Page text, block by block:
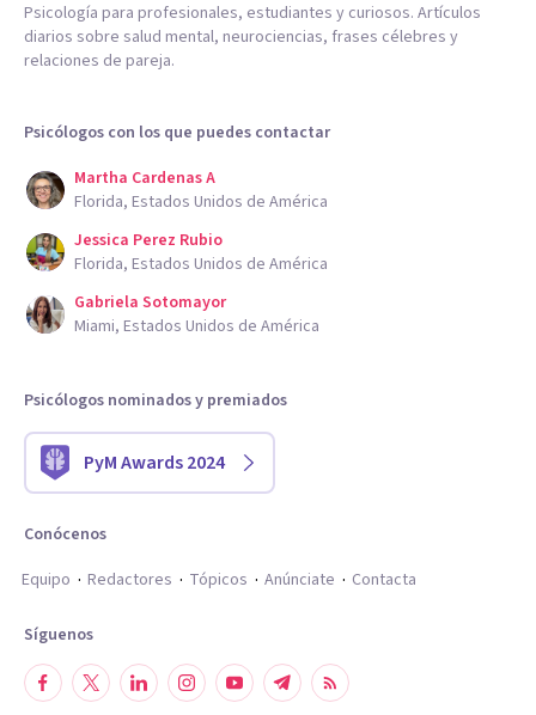
Psicología para profesionales, estudiantes y curiosos. Artículos
diarios sobre salud mental, neurociencias, frases célebres y
relaciones de pareja.
Psicólogos con los que puedes contactar
Martha Cardenas A
Florida, Estados Unidos de América
Jessica Perez Rubio
Florida, Estados Unidos de América
Gabriela Sotomayor
Miami, Estados Unidos de América
Psicólogos nominados y premiados
PyM Awards 2024
Conócenos
Equipo
Redactores Tópicos Anúnciate Contacta
Síguenos